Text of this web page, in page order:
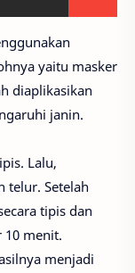
yaitu masker
diaplikasikan
janin.
Lalu,
telur. Setelah
tipis dan
10 menit.
menjadi